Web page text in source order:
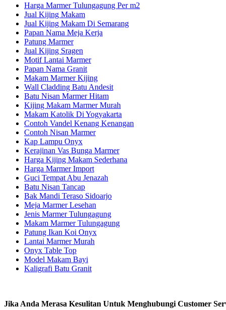
Harga Marmer Tulungagung Per m2
Jual Kijing Makam
Jual Kijing Makam Di Semarang
Papan Nama Meja Kerja
Patung Marmer
Jual Kijing Sragen
Motif Lantai Marmer
Papan Nama Granit
Makam Marmer Kijing
Wall Cladding Batu Andesit
Batu Nisan Marmer Hitam
Kijing Makam Marmer Murah
Makam Katolik Di Yogyakarta
Contoh Vandel Kenang Kenangan
Contoh Nisan Marmer
Kap Lampu Onyx
Kerajinan Vas Bunga Marmer
Harga Kijing Makam Sederhana
Harga Marmer Import
Guci Tempat Abu Jenazah
Batu Nisan Tancap
Bak Mandi Teraso Sidoarjo
Meja Marmer Lesehan
Jenis Marmer Tulungagung
Makam Marmer Tulungagung
Patung Ikan Koi Onyx
Lantai Marmer Murah
Onyx Table Top
Model Makam Bayi
Kaligrafi Batu Granit
Jika Anda Merasa Kesulitan Untuk Menghubungi Customer